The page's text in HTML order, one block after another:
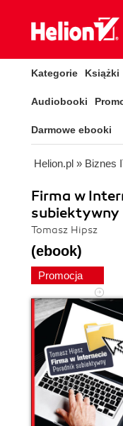
Kategorie Książki
Audiobooki
Darmowe ebooki
Helion.pl » Biznes
Firma w
subiektywny
Tomasz Hipsz
(ebook)
Promocja